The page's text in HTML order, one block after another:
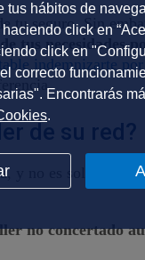
tu seguro. Sin
tus
indemnizarte
de su red?
y no es solo
no concertado
tus hábitos de
click en
click en
correcto
Encontrarás
.